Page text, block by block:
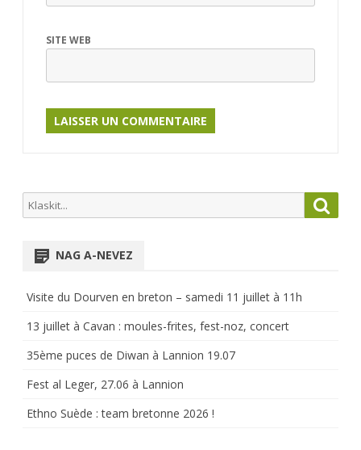
SITE WEB
Search
for:
NAG A-NEVEZ
Visite du Dourven en breton – samedi 11 juillet à 11h
13 juillet à Cavan : moules-frites, fest-noz, concert
35ème puces de Diwan à Lannion 19.07
Fest al Leger, 27.06 à Lannion
Ethno Suède : team bretonne 2026 !